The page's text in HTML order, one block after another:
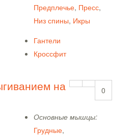
Предплечье, Пресс,
Низ спины, Икры
Гантели
Кроссфит
0
на
Основные мышцы:
Грудные,